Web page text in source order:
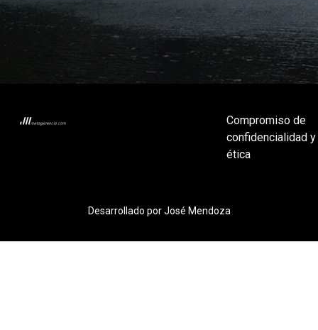
Compromiso de
confidencialidad y
ética
Desarrollado por José Mendoza